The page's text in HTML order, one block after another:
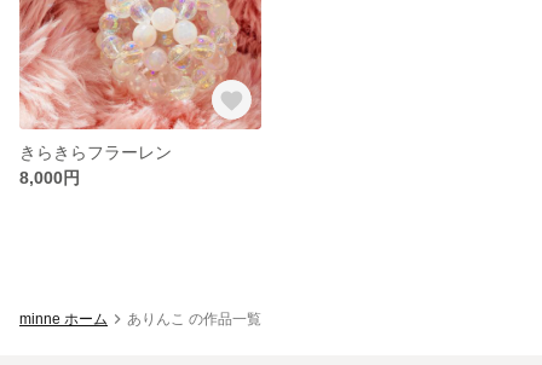
きらきらフラーレン
8,000円
minne ホーム ありんこ の作品一覧